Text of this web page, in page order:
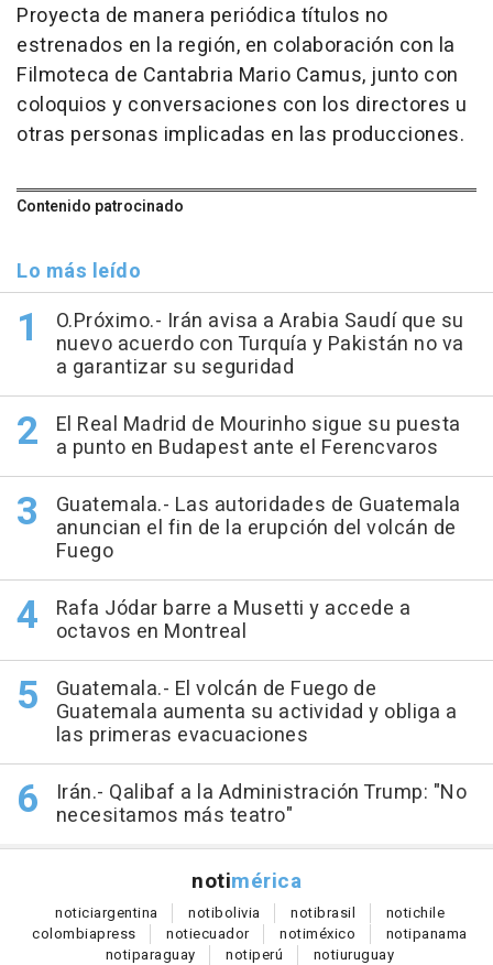
Proyecta de manera periódica títulos no
estrenados en la región, en colaboración con la
Filmoteca de Cantabria Mario Camus, junto con
coloquios y conversaciones con los directores u
otras personas implicadas en las producciones.
Contenido patrocinado
Lo más leído
O.Próximo.- Irán avisa a Arabia Saudí que su
nuevo acuerdo con Turquía y Pakistán no va
a garantizar su seguridad
El Real Madrid de Mourinho sigue su puesta
a punto en Budapest ante el Ferencvaros
Guatemala.- Las autoridades de Guatemala
anuncian el fin de la erupción del volcán de
Fuego
Rafa Jódar barre a Musetti y accede a
octavos en Montreal
Guatemala.- El volcán de Fuego de
Guatemala aumenta su actividad y obliga a
las primeras evacuaciones
Irán.- Qalibaf a la Administración Trump: "No
necesitamos más teatro"
notimérica
noticiargentina notibolivia notibrasil notichile
colombiapress notiecuador notiméxico notipanama
notiparaguay notiperú notiuruguay